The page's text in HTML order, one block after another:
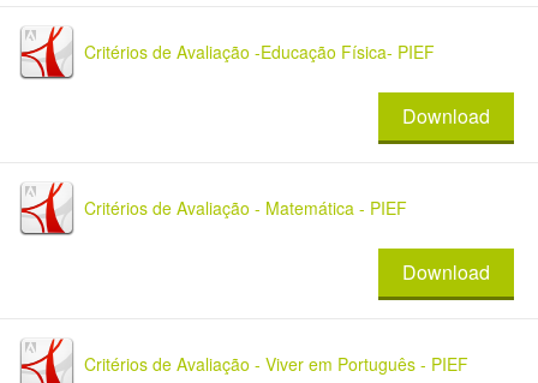
Critérios de Avaliação -Educação Física- PIEF
Download
Critérios de Avaliação - Matemática - PIEF
Download
Critérios de Avaliação - Viver em Português - PIEF